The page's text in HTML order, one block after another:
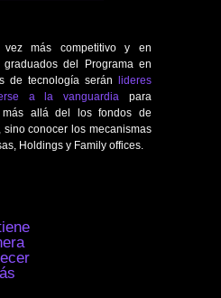
más competitivo y en
del Programa en
de tecnología serán
lideres
a la vanguardia para
más allá del los fondos de
conocer los mecanismas
Holdings y Family offices.